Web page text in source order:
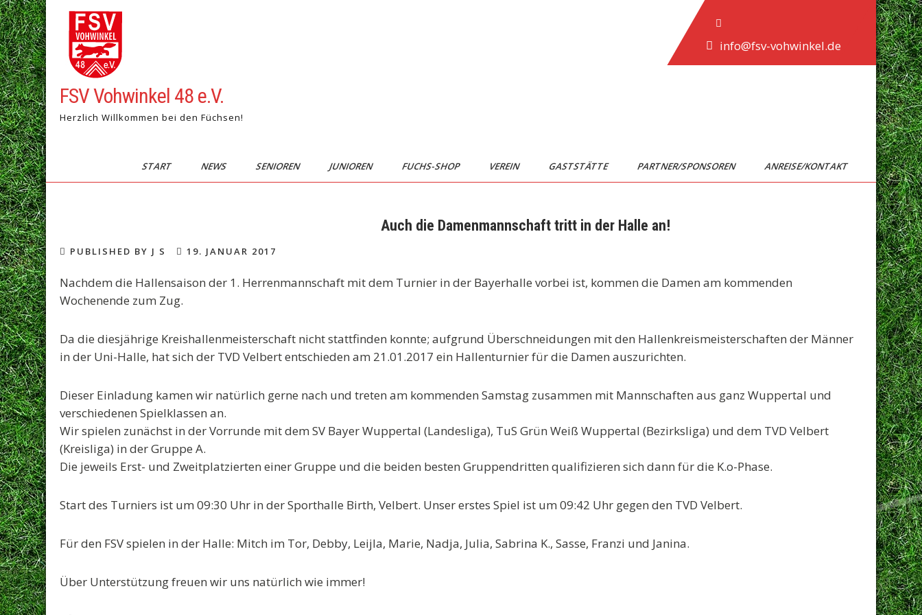
Skip
to
content
FSV Vohwinkel 48 e.V.
Herzlich Willkommen bei den Füchsen!
info@fsv-vohwinkel.de
START NEWS SENIOREN JUNIOREN FUCHS-SHOP VEREIN GASTSTÄTTE PARTNER/SPONSOREN ANREISE/KONTAKT
Auch die Damenmannschaft tritt in der Halle an!
PUBLISHED BY J S 19. JANUAR 2017
Nachdem die Hallensaison der 1. Herrenmannschaft mit dem Turnier in der Bayerhalle vorbei ist, kommen die Damen am kommenden
Wochenende zum Zug.
Da die diesjährige Kreishallenmeisterschaft nicht stattfinden konnte; aufgrund Überschneidungen mit den Hallenkreismeisterschaften der Männer
in der Uni-Halle, hat sich der TVD Velbert entschieden am 21.01.2017 ein Hallenturnierfür die Damen auszurichten.
Dieser Einladung kamen wir natürlich gerne nach und treten am kommenden Samstag zusammen mit Mannschaften aus ganz Wuppertal und
verschiedenen Spielklassen an.
Wir spielen zunächst in derVorrunde mit dem SV Bayer Wuppertal (Landesliga), TuS Grün Weiß Wuppertal (Bezirksliga) und dem TVD Velbert
(Kreisliga) in der Gruppe A.
Die jeweils Erst- und Zweitplatzierten einer Gruppe und die beiden besten Gruppendritten qualifizieren sich dann für die K.o-Phase.
Start des Turniers ist um 09:30 Uhr in der Sporthalle Birth, Velbert. Unsererstes Spiel ist um 09:42 Uhr gegen den TVD Velbert.
Für den FSV spielen in der Halle: Mitch im Tor, Debby, Leijla, Marie, Nadja, Julia, Sabrina K., Sasse, Franzi und Janina.
Über Unterstützung freuen wir uns natürlich wie immer!